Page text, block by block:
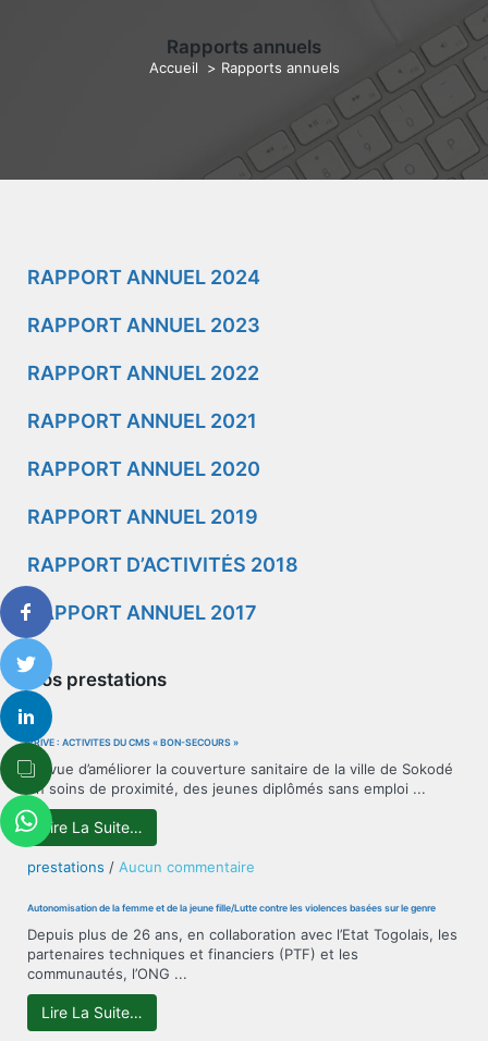
Rapports annuels
Accueil > Rapports annuels
RAPPORT ANNUEL 2024
RAPPORT ANNUEL 2023
RAPPORT ANNUEL 2022
RAPPORT ANNUEL 2021
RAPPORT ANNUEL 2020
RAPPORT ANNUEL 2019
RAPPORT D’ACTIVITÉS 2018
RAPPORT ANNUEL 2017
Nos prestations
PRIVÉ : ACTIVITÉS DU CMS « BON-SECOURS »
En vue d’améliorer la couverture sanitaire de la ville de Sokodé
en soins de proximité, des jeunes diplômés sans emploi ...
Lire La Suite…
prestations / Aucun commentaire
:
DU
CMS
Autonomisation de la femme et de la jeune fille/Lutte contre les violences basées sur le genre
Depuis plus de 26 ans, en collaboration avec l’Etat Togolais, les
partenaires techniques et financiers (PTF) et les
communautés, l’ONG ...
Lire La Suite…